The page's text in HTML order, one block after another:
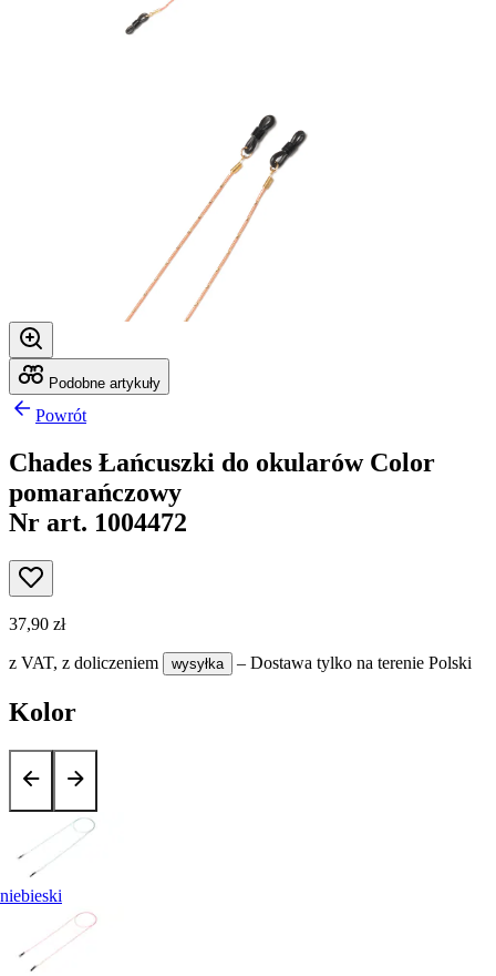
Podobne artykuły
Powrót
Chades Łańcuszki do okularów Color
pomarańczowy
Nr art. 1004472
37,90 zł
z VAT, z doliczeniem wysyłka – Dostawa tylko na terenie Polski
Kolor
niebieski